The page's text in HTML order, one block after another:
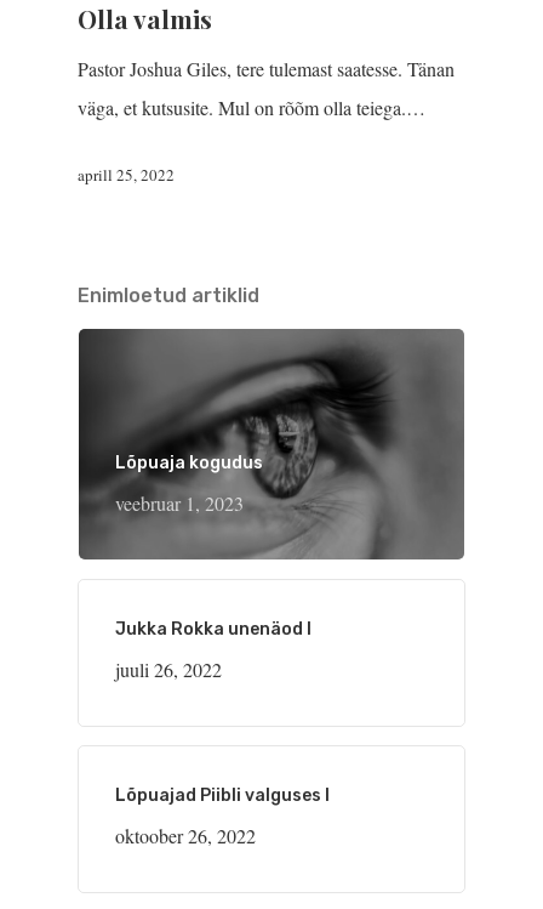
Olla valmis
Pastor Joshua Giles, tere tulemast saatesse. Tänan
väga, et kutsusite. Mul on rõõm olla teiega.…
aprill 25, 2022
Enimloetud artiklid
Lõpuaja kogudus
veebruar 1, 2023
Jukka Rokka unenäod I
juuli 26, 2022
Lõpuajad Piibli valguses I
oktoober 26, 2022